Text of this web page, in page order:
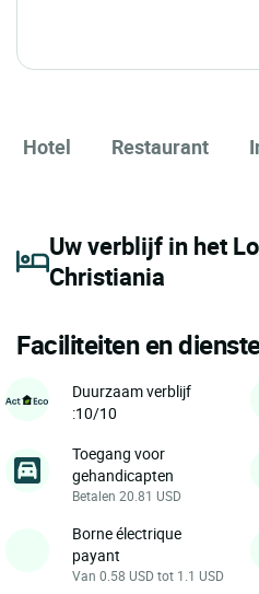
Hotel Restaurant
Uw verblijf in het
Christiania
Faciliteiten en
Duurzaam verblijf
:10/10
Toegang voor
gehandicapten
Betalen 20.81 USD
Borne électrique
payant
Van 0.58 USD tot 1.1 USD